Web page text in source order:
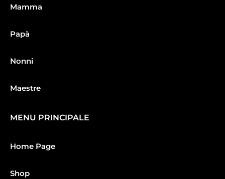
Mamma
Papà
Nonni
Maestre
MENU PRINCIPALE
Home Page
Shop